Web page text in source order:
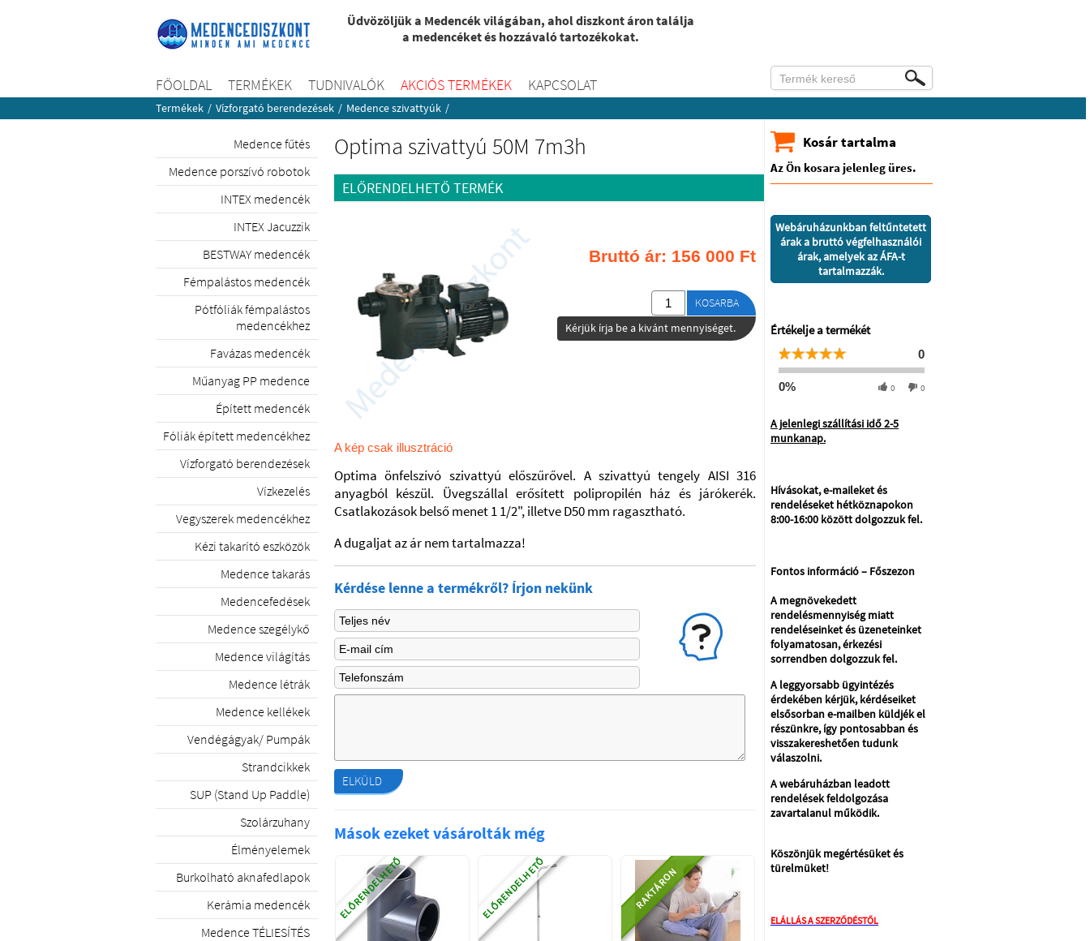
Üdvözöljük a Medencék világában, ahol diszkont áron találja
a medencéket és hozzávaló tartozékokat.
FŐOLDAL TERMÉKEK TUDNIVALÓK AKCIÓS TERMÉKEK KAPCSOLAT
Termékek / Vízforgató berendezések / Medence szivattyúk /
Medence fűtés
Medence porszívó robotok
INTEX medencék
INTEX Jacuzzik
BESTWAY medencék
Fémpalástos medencék
Pótfóliák fémpalástos
medencékhez
Favázas medencék
Műanyag PP medence
Épített medencék
Fóliák épített medencékhez
Vízforgató berendezések
Vízkezelés
Vegyszerek medencékhez
Kézi takarító eszközök
Medence takarás
Medencefedések
Medence szegélykő
Medence világítás
Medence létrák
Medence kellékek
Vendégágyak/ Pumpák
Strandcikkek
SUP (Stand Up Paddle)
Szolárzuhany
Élményelemek
Burkolható aknafedlapok
Kerámia medencék
Medence TÉLIESÍTÉS
Optima szivattyú 50M 7m3h
ELŐRENDELHETŐ TERMÉK
Bruttó ár: 156 000 Ft
KOSARBA
Kérjük írja be a kivánt mennyiséget.
A kép csak illusztráció
Optima önfelszívó szivattyú előszűrővel. A szivattyú tengely AISI 316
anyagból készül. Üvegszállalerősített polipropilén ház és járókerék.
Csatlakozások belső menet 1 1/2", illetve D50 mm ragasztható.
A dugaljat az ár nem tartalmazza!
Kérdése lenne a termékről? Írjon nekünk
ELKÜLD
Mások ezeket vásárolták még
ELŐRENDELHETŐ ELŐRENDELHETŐ RAKTÁRON
Kosár tartalma
Az Ön kosara jelenleg üres.
Webáruházunkban feltűntetett
árak a bruttó végfelhasználói
árak, amelyek az ÁFA-t
tartalmazzák.
Értékelje a termékét
0
0% 0 0
A jelenlegi szállítási idő 2-5
munkanap.
Hívásokat, e-maileket és
rendeléseket hétköznapokon
8:00-16:00 között dolgozzuk fel.
Fontos információ – Főszezon
A megnövekedett
rendelésmennyiség miatt
rendeléseinket és üzeneteinket
folyamatosan, érkezési
sorrendben dolgozzuk fel.
A leggyorsabb ügyintézés
érdekében kérjük, kérdéseiket
elsősorban e-mailben küldjék el
részünkre, így pontosabban és
visszakereshetően tudunk
válaszolni.
A webáruházban leadott
rendelések feldolgozása
zavartalanul működik.
Köszönjük megértésüket és
türelmüket!
ELÁLLÁS A SZERZŐDÉSTŐL